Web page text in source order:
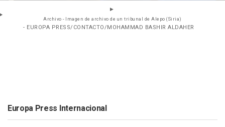
Archivo - Imagen de archivo de un tribunal de Alepo (Siria)
- EUROPA PRESS/CONTACTO/MOHAMMAD BASHIR ALDAHER
Europa Press Internacional